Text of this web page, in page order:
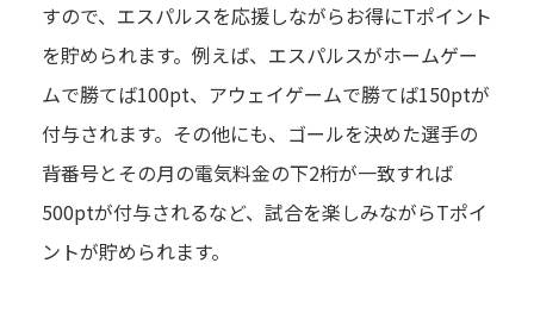
すので、エスパルスを応援しながらお得にTポイント
を貯められます。例えば、エスパルスがホームゲー
ムで勝てば100pt、アウェイゲームで勝てば150ptが
付与されます。その他にも、ゴールを決めた選手の
背番号とその月の電気料金の下2桁が一致すれば
500ptが付与されるなど、試合を楽しみながらTポイ
ントが貯められます。